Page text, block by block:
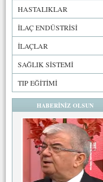
HASTALIKLAR
İLAÇ ENDÜSTRİSİ
İLAÇLAR
SAĞLIK SİSTEMİ
TIP EĞİTİMİ
HABERİNİZ OLSUN